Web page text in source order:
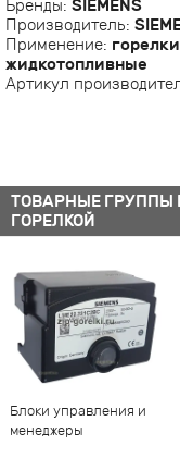
Бренды: SIEMENS
Производитель:
Применение:
жидкотопливные
Артикул
ТОВАРНЫЕ ГРУППЫ
ГОРЕЛКОЙ
Блоки управления и
менеджеры